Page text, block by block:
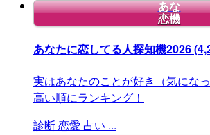
あな
恋機
あなたに恋してる人探知機2026
実はあなたのことが好き（気にな
高い順にランキング！
診断恋愛 占い ...